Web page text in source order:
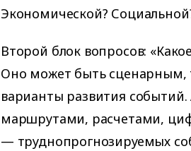
Экономической?
Второй блок вопросов:
Оно может быть сценарным,
варианты развития
маршрутами, расчетами,
— труднопрогнозируемых